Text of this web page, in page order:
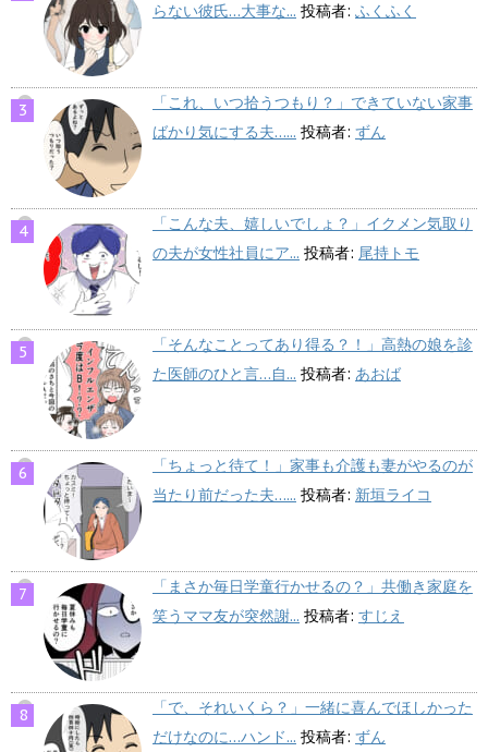
らない彼氏…大事な... 投稿者: ふくふく
「これ、いつ拾うつもり？」できていない家事
ばかり気にする夫…... 投稿者: ずん
「こんな夫、嬉しいでしょ？」イクメン気取り
の夫が女性社員にア... 投稿者: 尾持トモ
「そんなことってあり得る？！」高熱の娘を診
た医師のひと言…自... 投稿者: あおば
「ちょっと待て！」家事も介護も妻がやるのが
当たり前だった夫…... 投稿者: 新垣ライコ
「まさか毎日学童行かせるの？」共働き家庭を
笑うママ友が突然謝... 投稿者: すじえ
「で、それいくら？」一緒に喜んでほしかった
だけなのに…ハンド... 投稿者: ずん